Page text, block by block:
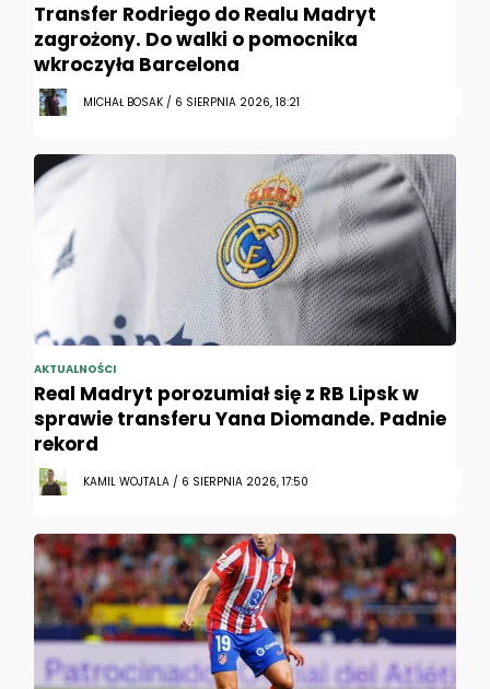
Transfer Rodriego do Realu Madryt
zagrożony. Do walki o pomocnika
wkroczyła Barcelona
MICHAŁ BOSAK / 6 SIERPNIA 2026, 18:21
AKTUALNOŚCI
Real Madryt porozumiał się z RB Lipsk w
sprawie transferu Yana Diomande. Padnie
rekord
KAMIL WOJTALA / 6 SIERPNIA 2026, 17:50